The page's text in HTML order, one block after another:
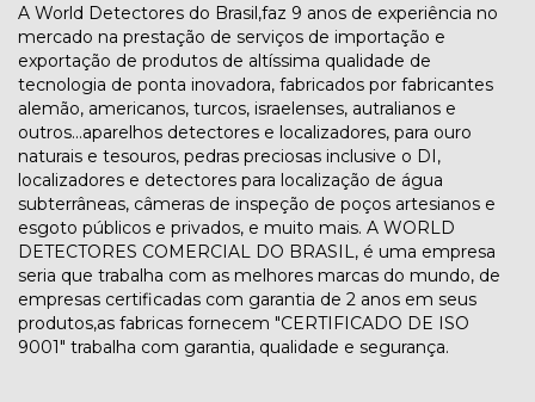
A World Detectores do Brasil,faz 9 anos de experiência no
mercado na prestação de serviços de importação e
exportação de produtos de altíssima qualidade de
tecnologia de ponta inovadora, fabricados por fabricantes
alemão, americanos, turcos, israelenses, autralianos e
outros...aparelhos detectores e localizadores, para ouro
naturais e tesouros, pedras preciosas inclusive o DI,
localizadores e detectores para localização de água
subterrâneas, câmeras de inspeção de poços artesianos e
esgoto públicos e privados, e muito mais. A WORLD
DETECTORES COMERCIAL DO BRASIL, é uma empresa
seria que trabalha com as melhores marcas do mundo, de
empresas certificadas com garantia de 2 anos em seus
produtos,as fabricas fornecem "CERTIFICADO DE ISO
9001" trabalha com garantia, qualidade e segurança.